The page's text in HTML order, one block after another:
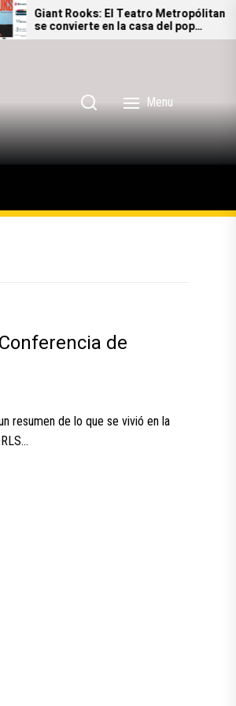
Giant Rooks: El Teatro Metropólitan
se convierte en la casa del pop
alternativo alemán
Menu
de
resumen de lo que se vivió en la